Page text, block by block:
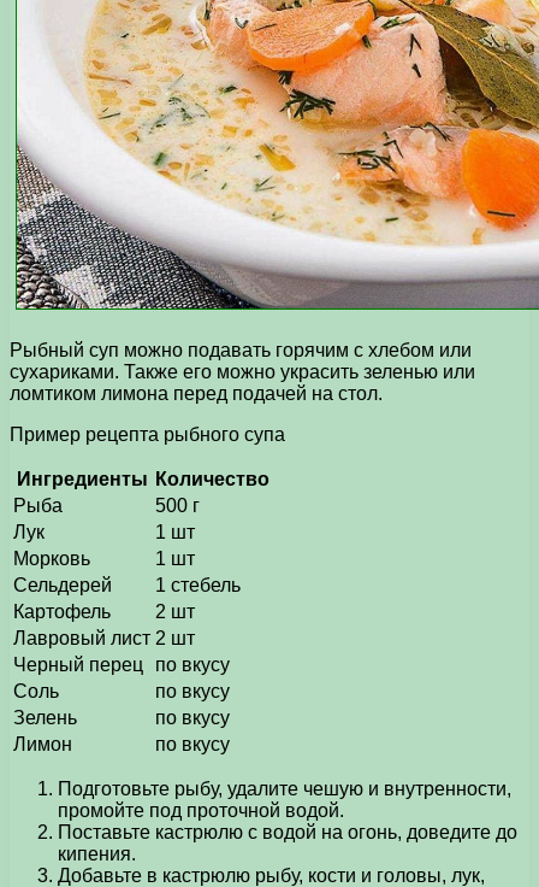
Рыбный суп можно подавать горячим с хлебом или
сухариками. Также его можно украсить зеленью или
ломтиком лимона перед подачей на стол.
Пример рецепта рыбного супа
Ингредиенты Количество
Рыба
500 г
Лук
1 шт
Морковь
1 шт
Сельдерей
1 стебель
Картофель
2 шт
Лавровый лист 2 шт
Черный перец
по вкусу
Соль
по вкусу
Зелень
по вкусу
Лимон
по вкусу
Подготовьте рыбу, удалите чешую и внутренности,
промойте под проточной водой.
Поставьте кастрюлю с водой на огонь, доведите до
кипения.
Добавьте в кастрюлю рыбу, кости и головы, лук,